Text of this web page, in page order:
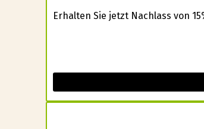
Erhalten Sie jetzt Nachlass von